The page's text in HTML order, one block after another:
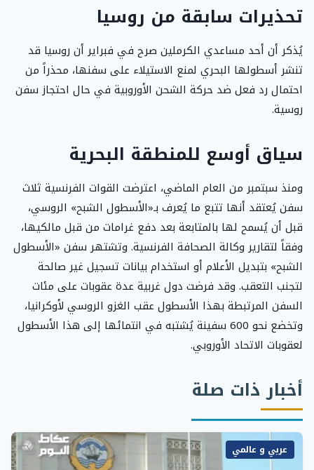
تحذيرات سابقة من روسيا
يُذكر أن أحد مساعدي الكرملين صرح في فبراير أن روسيا قد
تنشر أسطولها البحري لمنع الاستيلاء على سفنها، محذراً من
احتمال رد فعل ضد حركة الشحن الأوروبية في حال احتجاز سفن
روسية.
سياق أوسع للمنطقة البحرية
ومنذ سبتمبر من العام الماضي، اعترضت القوات الفرنسية ثلاث
سفن يُعتقد أنها تتبع ما يُعرف بـ«الأسطول الشبح» الروسي،
قبل أن يُسمح لها بالمتابعة بعد دفع غرامات من قبل مالكيها،
وفقاً لتقارير وكالة الصحافة الفرنسية. وتشتهر سفن «الأسطول
الشبح» بتبديل الأعلام أو استخدام بيانات تسجيل غير صالحة
لتجنب التعقب. وقد فرضت دول غربية عدة عقوبات على مئات
السفن المرتبطة بهذا الأسطول عقب الغزو الروسي لأوكرانيا،
وتخضع نحو 600 سفينة يُشتبه في انتمائها إلى هذا الأسطول
لعقوبات الاتحاد الأوروبي.
أخبار ذات صلة
عربي و عالمي